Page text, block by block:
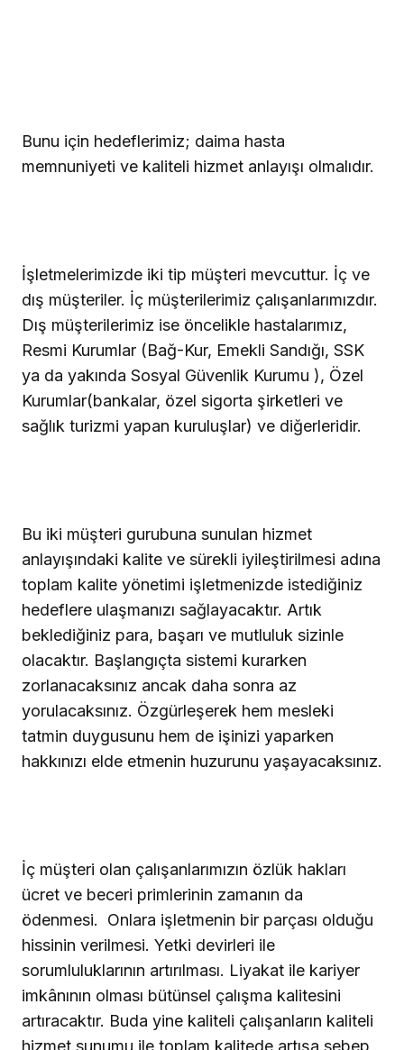
Bunu için hedeflerimiz; daima hasta
memnuniyeti ve kaliteli hizmet anlayışı olmalıdır.
İşletmelerimizde iki tip müşteri mevcuttur. İç ve
dış müşteriler. İç müşterilerimiz çalışanlarımızdır.
Dış müşterilerimiz ise öncelikle hastalarımız,
Resmi Kurumlar (Bağ-Kur, Emekli Sandığı, SSK
ya da yakında Sosyal Güvenlik Kurumu ), Özel
Kurumlar(bankalar, özel sigorta şirketleri ve
sağlık turizmi yapan kuruluşlar) ve diğerleridir.
Bu iki müşteri gurubuna sunulan hizmet
anlayışındaki kalite ve sürekli iyileştirilmesi adına
toplam kalite yönetimi işletmenizde istediğiniz
hedeflere ulaşmanızı sağlayacaktır. Artık
beklediğiniz para, başarı ve mutluluk sizinle
olacaktır. Başlangıçta sistemi kurarken
zorlanacaksınız ancak daha sonra az
yorulacaksınız. Özgürleşerek hem mesleki
tatmin duygusunu hem de işinizi yaparken
hakkınızı elde etmenin huzurunu yaşayacaksınız.
İç müşteri olan çalışanlarımızın özlük hakları
ücret ve beceri primlerinin zamanın da
ödenmesi.
Onlara işletmenin bir parçası olduğu
hissinin verilmesi. Yetki devirleri ile
sorumluluklarının artırılması. Liyakat ile kariyer
imkânının olması bütünsel çalışma kalitesini
artıracaktır. Buda yine kaliteli çalışanların kaliteli
hizmet sunumu ile toplam kalitede artışa sebep